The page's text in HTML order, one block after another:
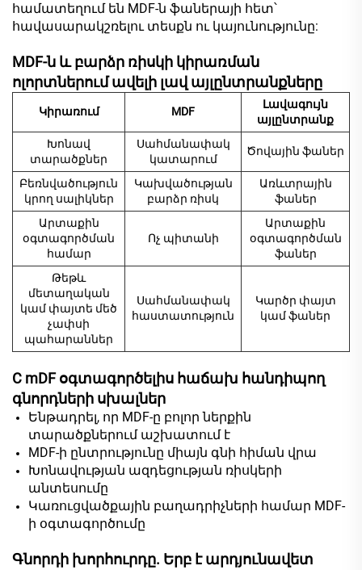
համատեղում են MDF-ն ֆաներայի հետ՝
հավասարակշռելու տեսքն ու կայունությունը:
MDF-ն և բարձր ռիսկի կիրառման
ոլորտներում ավելի լավ այլընտրանքները
Կիրառում MDF
Լավագույն
այլընտրանք
Խոնավ
տարածքներ
Սահմանափակ
կատարում
Ծովային ֆաներ
Բեռնվածություն
կրող սալիկներ
Կախվածության
բարձր ռիսկ
Առևտրային
ֆաներ
Արտաքին
օգտագործման
համար
Ոչ պիտանի
Արտաքին
օգտագործման
ֆաներ
Թեթև
մետաղական
կամ փայտե մեծ
չափսի
պահարաններ
Սահմանափակ
հաստատություն
Կարծր փայտ
կամ ֆաներ
C mDF օգտագործելիս հաճախ հանդիպող
գնորդների սխալներ
Ենթադրել, որ MDF-ը բոլոր ներքին
տարածքներում աշխատում է
MDF-ի ընտրությունը միայն գնի հիման վրա
Խոնավության ազդեցության ռիսկերի
անտեսումը
Կառուցվածքային բաղադրիչների համար MDF-
ի օգտագործումը
Գնորդի խորհուրդը. Երբ է արդյունավետ